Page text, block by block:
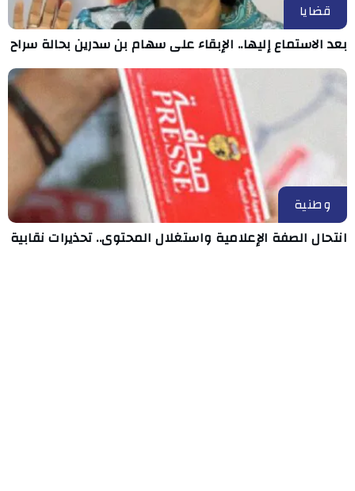
قضايا
بعد الاستماع إليها.. الإبقاء على سهام بن سدرين بحالة سراح
وطنية
انتحال الصفة الإعلامية واستغلال المحتوى.. تحذيرات نقابية